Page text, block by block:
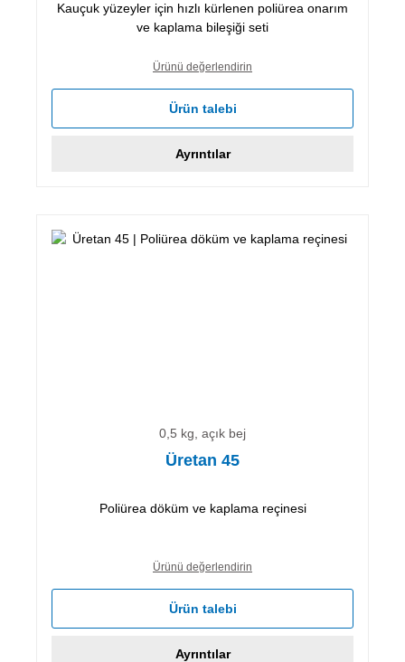
Kauçuk yüzeyler için hızlı kürlenen poliürea onarım
ve kaplama bileşiği seti
Ürünü değerlendirin
Ürün talebi
Ayrıntılar
0,5 kg, açık bej
Üretan 45
Poliürea döküm ve kaplama reçinesi
Ürünü değerlendirin
Ürün talebi
Ayrıntılar